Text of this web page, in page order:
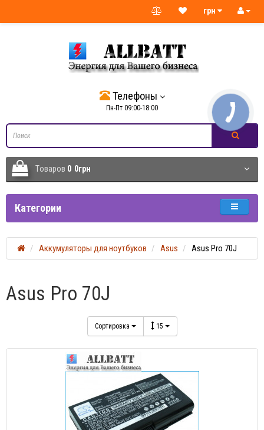
грн
Телефоны
Пн-Пт 09:00-18:00
Tоваров 0 0грн
Категории
Аккумуляторы для ноутбуков Asus Asus Pro 70J
Asus Pro 70J
Сортировка 15